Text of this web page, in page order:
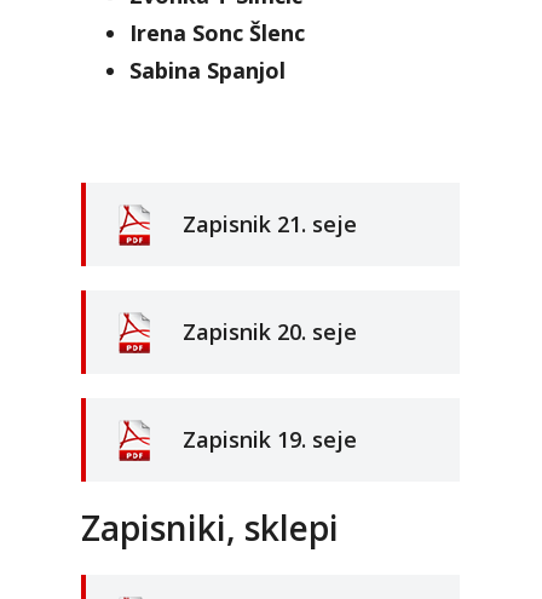
Irena Sonc Šlenc
Sabina Spanjol
Zapisnik 21. seje
Zapisnik 20. seje
Zapisnik 19. seje
Zapisniki, sklepi